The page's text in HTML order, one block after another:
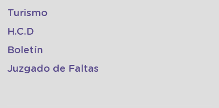
Turismo
H.C.D
Boletín
Juzgado de Faltas